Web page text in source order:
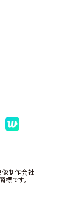
像制作会社
です。